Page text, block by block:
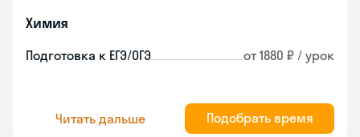
Химия
Подготовка к ЕГЭ/ОГЭ от 1880 ₽ / урок
Читать дальше Подобрать время